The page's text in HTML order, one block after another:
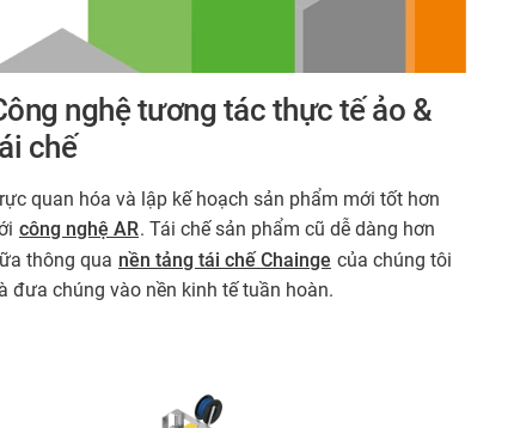
nghệ tương tác thực tế ảo &
chế
quan hóa và lập kế hoạch sản phẩm mới tốt hơn
công nghệ AR. Tái chế sản phẩm cũ dễ dàng hơn
thông qua nền tảng tái chế Chainge của chúng tôi
đưa chúng vào nền kinh tế tuần hoàn.